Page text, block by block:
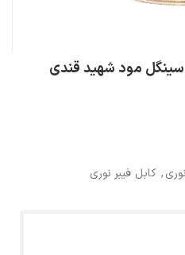
نوری 48 کور سینگل مود شهید قندی
, کابل فیبر نوری